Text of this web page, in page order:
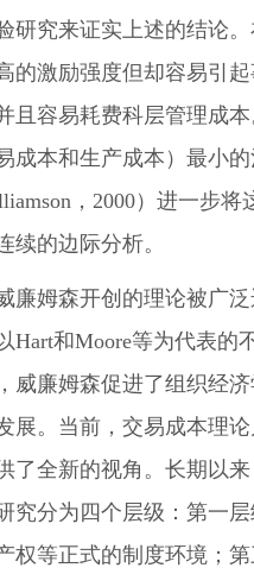
研究来证实上述的结论
的激励强度但却容易引
且容易耗费科层管理成
易成本和生产成本）最小
，2000）进一步
续的边际分析。
廉姆森开创的理论被广
Hart和Moore等为代表的
威廉姆森促进了组织经
展。当前，交易成本理
了全新的视角。长期以
究分为四个层级：第一
权等正式的制度环境；